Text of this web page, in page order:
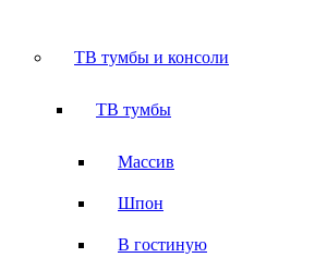
ТВ тумбы и консоли
ТВ тумбы
Массив
Шпон
В гостиную